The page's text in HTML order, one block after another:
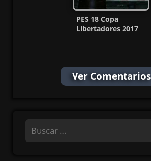
PES 18 Copa
Libertadores 2017
Ver Comentarios